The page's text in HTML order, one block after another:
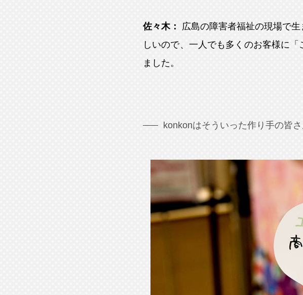
佐々木：
広島の障害者福祉の現場で
しいので、一人でも多くのお客様に
ました。
konkonはそういった作り手の皆